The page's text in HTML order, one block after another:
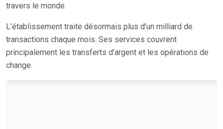
travers le monde.
L’établissement traite désormais plus d’un milliard de
transactions chaque mois. Ses services couvrent
principalement les transferts d’argent et les opérations de
change.